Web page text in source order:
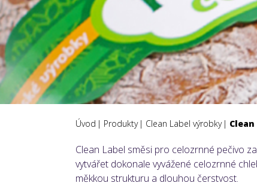
Úvod Produkty Clean Label výrobky
Clean Label směsi pro celozrnné pečivo
vytvářet dokonale vyvážené celozrnné
měkkou strukturu a dlouhou čerstvost.